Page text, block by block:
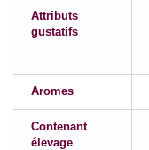
Attributs
gustatifs
Aromes
Contenant
élevage